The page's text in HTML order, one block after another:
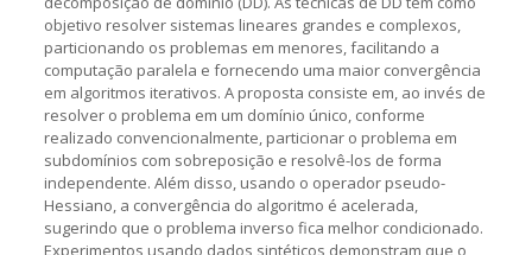
objetivo resolver sistemas lineares grandes e complexos,
particionando os problemas em menores, facilitando a
computação paralela e fornecendo uma maior convergência
em algoritmos iterativos. A proposta consiste em, ao invés de
resolver o problema em um domínio único, conforme
realizado convencionalmente, particionar o problema em
subdomínios com sobreposição e resolvê-los de forma
independente. Além disso, usando o operador pseudo-
Hessiano, a convergência do algoritmo é acelerada,
sugerindo que o problema inverso fica melhor condicionado.
Experimentos usando dados sintéticos demonstram que o